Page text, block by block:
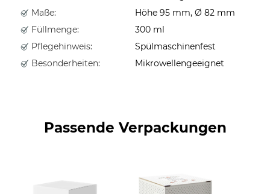
Maße:
Höhe 95 mm, Ø 82 mm
Füllmenge:
300 ml
Pflegehinweis:
Spülmaschinenfest
Besonderheiten:
Mikrowellengeeignet
Passende Verpackungen